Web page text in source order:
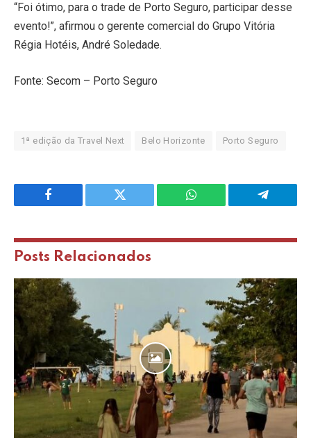
“Foi ótimo, para o trade de Porto Seguro, participar desse
evento!”, afirmou o gerente comercial do Grupo Vitória
Régia Hotéis, André Soledade.
Fonte: Secom – Porto Seguro
1ª edição da Travel Next Belo Horizonte Porto Seguro
Facebook Twitter WhatsApp Telegram
Posts Relacionados